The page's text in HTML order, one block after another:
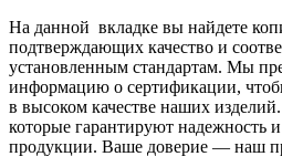
На данной вкладке вы найдете
подтверждающих качество и
установленным стандартам. Мы
информацию о сертификации,
в высоком качестве наших
которые гарантируют надежность
продукции. Ваше доверие — наш